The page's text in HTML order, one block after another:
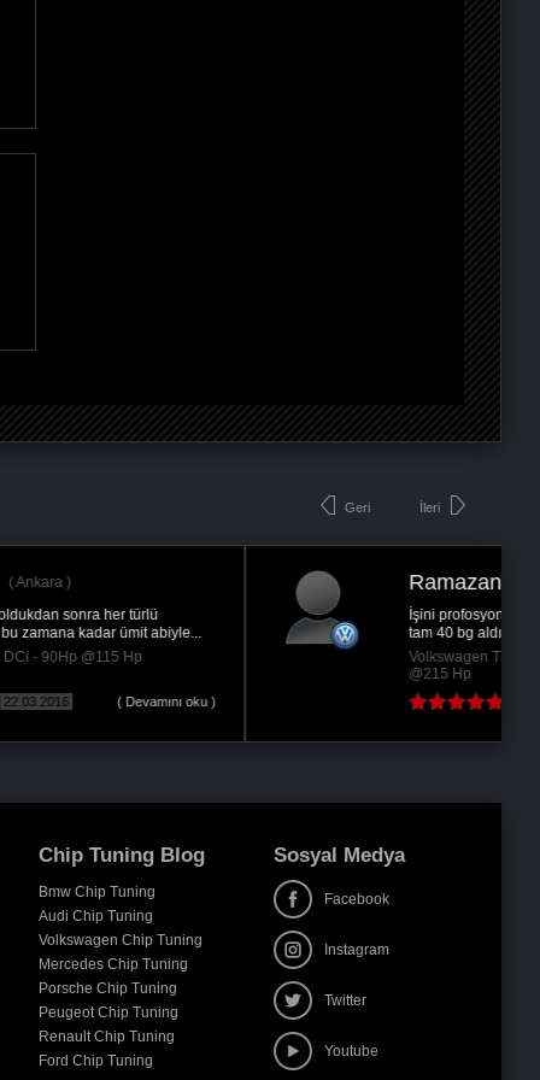
Geri
Ankara
İşini profosyonel yapan bir firmama carevellemda
tam 40 bg aldım harika oldu teşekkürler
Volkswagen Transporter/Multivan 2.0 TDi - 180Hp
İleri
Chip Tuning Blog
Bmw Chip Tuning
Audi Chip Tuning
Volkswagen Chip Tuning
Mercedes Chip Tuning
Porsche Chip Tuning
Peugeot Chip Tuning
Renault Chip Tuning
Ford Chip Tuning
Sosyal Medya
Facebook
Instagram
Twitter
Youtube